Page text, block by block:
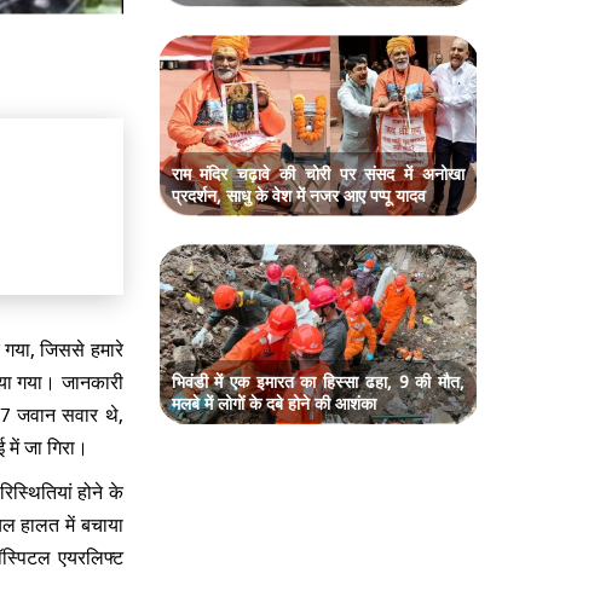
जिससे हमारे
गया। जानकारी
जवान सवार थे,
जा गिरा।
होने के
हालत में बचाया
एयरलिफ्ट
राम मंदिर चढ़ावे की चोरी पर संसद में अनोखा
प्रदर्शन, साधु के वेश में नजर आए पप्पू यादव
भिवंडी में एक इमारत का हिस्सा ढहा, 9 की मौत,
मलबे में लोगों के दबे होने की आशंका